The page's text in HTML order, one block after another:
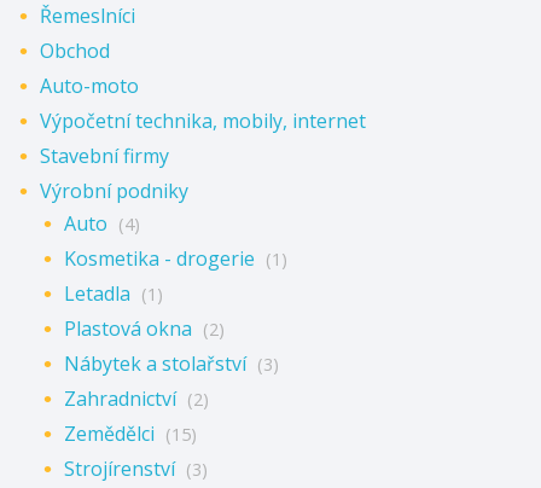
Řemeslníci
Obchod
Auto-moto
Výpočetní technika, mobily, internet
Stavební firmy
Výrobní podniky
Auto (4)
Kosmetika - drogerie (1)
Letadla (1)
Plastová okna (2)
Nábytek a stolařství (3)
Zahradnictví (2)
Zemědělci (15)
Strojírenství (3)